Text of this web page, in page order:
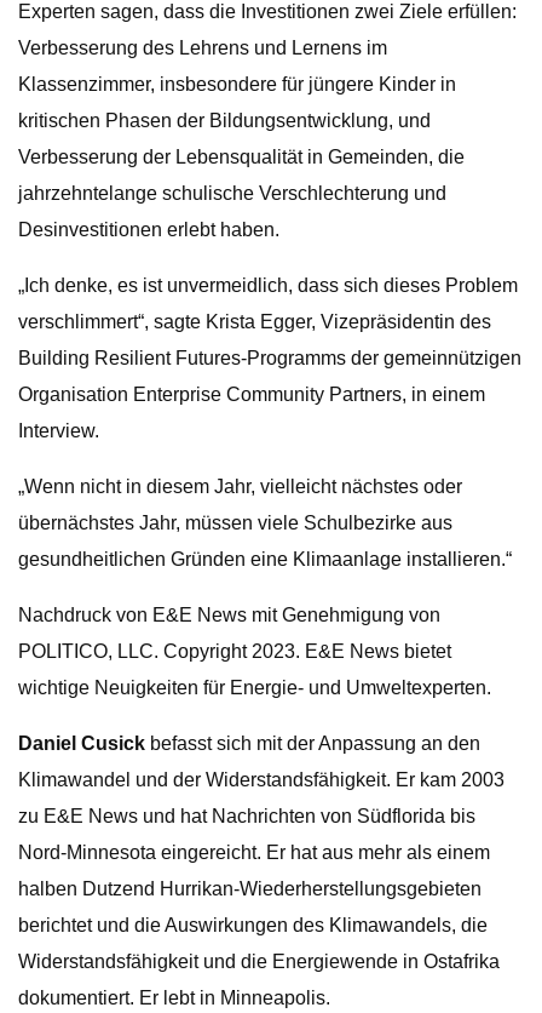
Experten sagen, dass die Investitionen zwei Ziele erfüllen:
Verbesserung des Lehrens und Lernens im
Klassenzimmer, insbesondere für jüngere Kinder in
kritischen Phasen der Bildungsentwicklung, und
Verbesserung der Lebensqualität in Gemeinden, die
jahrzehntelange schulische Verschlechterung und
Desinvestitionen erlebt haben.
„Ich denke, es ist unvermeidlich, dass sich dieses Problem
verschlimmert“, sagte Krista Egger, Vizepräsidentin des
Building Resilient Futures-Programms der gemeinnützigen
Organisation Enterprise Community Partners, in einem
Interview.
„Wenn nicht in diesem Jahr, vielleicht nächstes oder
übernächstes Jahr, müssen viele Schulbezirke aus
gesundheitlichen Gründen eine Klimaanlage installieren.“
Nachdruck von E&E News mit Genehmigung von
POLITICO, LLC. Copyright 2023. E&E News bietet
wichtige Neuigkeiten für Energie- und Umweltexperten.
Daniel Cusick befasst sich mit der Anpassung an den
Klimawandel und der Widerstandsfähigkeit. Er kam 2003
zu E&E News und hat Nachrichten von Südflorida bis
Nord-Minnesota eingereicht. Er hat aus mehr als einem
halben Dutzend Hurrikan-Wiederherstellungsgebieten
berichtet und die Auswirkungen des Klimawandels, die
Widerstandsfähigkeit und die Energiewende in Ostafrika
dokumentiert. Er lebt in Minneapolis.